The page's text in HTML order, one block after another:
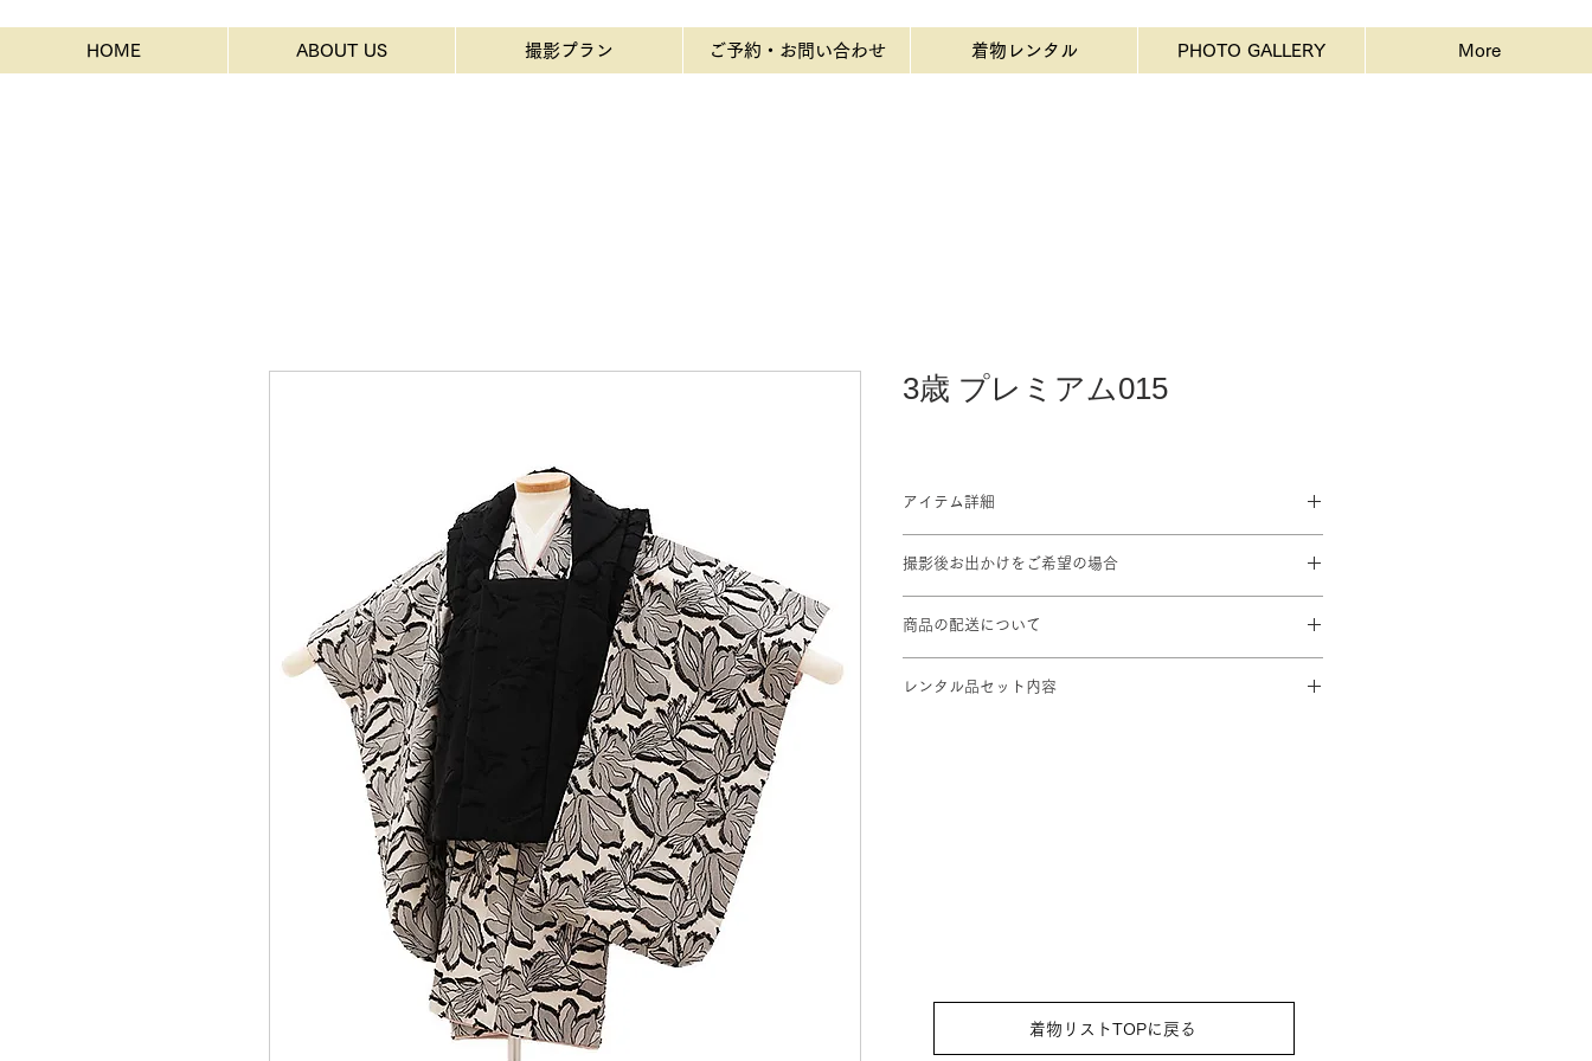
HOME ABOUT US 撮影プラン ご予約・お問い合わせ 着物レンタル PHOTO GALLERY More
3歳 プレミアム015
アイテム詳細
身丈：76cm 肩裄：42cm 袖丈：57cm
※標準サイズに調整済み。
※総柄のため写真と少し異なることがあります。
撮影後お出かけをご希望の場合
商品の配送について
します。
レンタル品セット内容
着物リストTOPに戻る